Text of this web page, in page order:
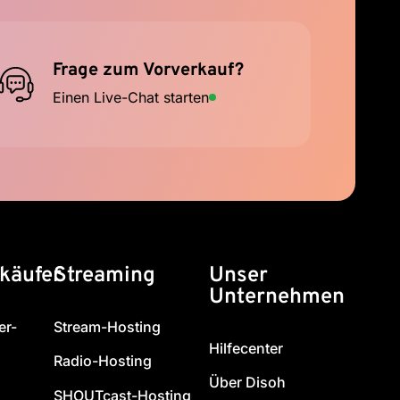
Frage zum Vorverkauf?
Einen Live-Chat starten
Streaming
Stream-Hosting
Radio-Hosting
SHOUTcast-Hosting
Unser
Unternehmen
Hilfecenter
Über Disoh